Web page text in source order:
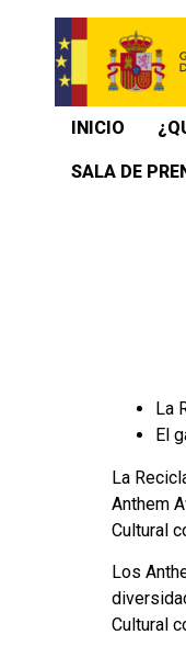
INICIO
SALA DE
La
El
La
Anthem
Cultural
Los
Cultural